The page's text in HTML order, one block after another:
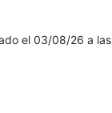
el 03/08/26 a las